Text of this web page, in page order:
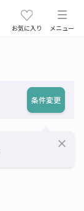
お気に入り メニュー
条件変更
close